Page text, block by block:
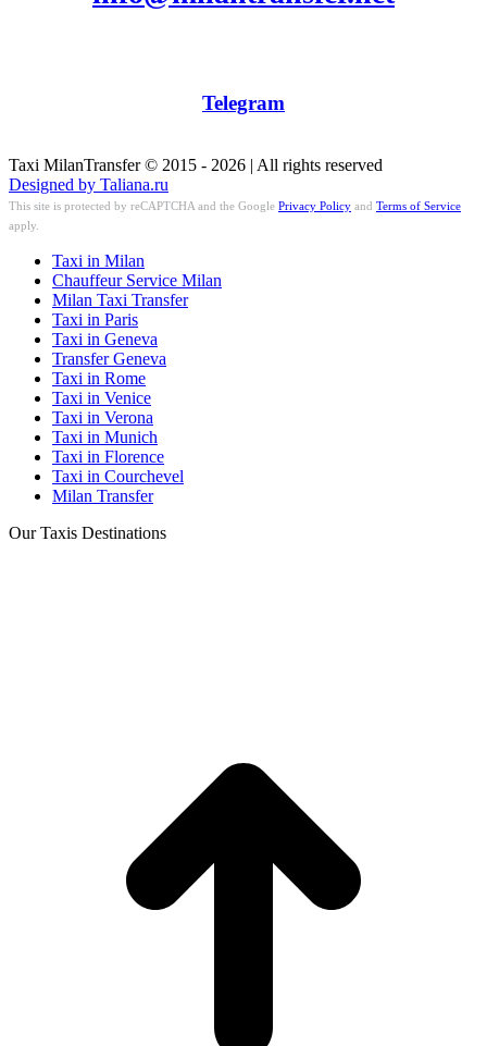
Telegram
Taxi MilanTransfer © 2015 - 2026 | All rights reserved
Designed by Taliana.ru
This site is protected by reCAPTCHA and the Google Privacy Policy and Terms of Service
apply.
Taxi in Milan
Chauffeur Service Milan
Milan Taxi Transfer
Taxi in Paris
Taxi in Geneva
Transfer Geneva
Taxi in Rome
Taxi in Venice
Taxi in Verona
Taxi in Munich
Taxi in Florence
Taxi in Courchevel
Milan Transfer
Our Taxis Destinations